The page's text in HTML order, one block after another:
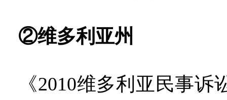
②维多利亚州
《2010维多利亚民事